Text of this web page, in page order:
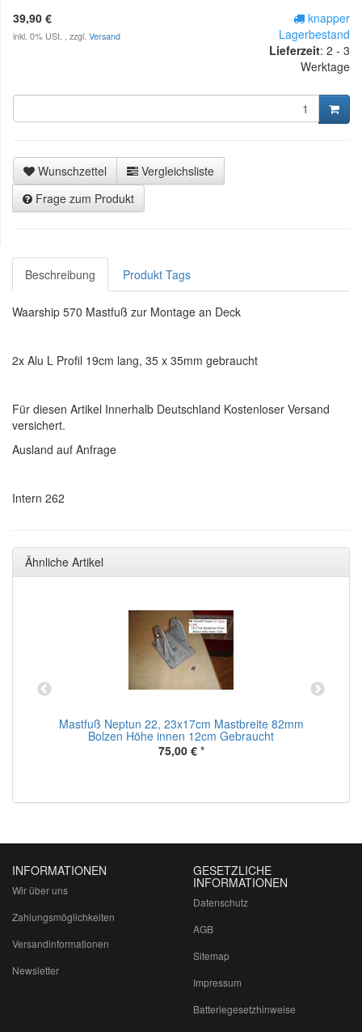
39,90 €
inkl. 0% USt. , zzgl. Versand
knapper
Lagerbestand
Lieferzeit: 2 - 3
Werktage
Wunschzettel
Vergleichsliste
Frage zum Produkt
Beschreibung Produkt Tags
Waarship 570 Mastfuß zur Montage an Deck
2x Alu L Profil 19cm lang, 35 x 35mm gebraucht
Für diesen Artikel Innerhalb Deutschland Kostenloser Versand
versichert.
Ausland auf Anfrage
Intern 262
Ähnliche Artikel
Mastfuß Neptun 22, 23x17cm Mastbreite 82mm
Bolzen Höhe innen 12cm Gebraucht
75,00 € *
INFORMATIONEN
Wir über uns
Zahlungsmöglichkeiten
Versandinformationen
Newsletter
GESETZLICHE
INFORMATIONEN
Datenschutz
AGB
Sitemap
Impressum
Batteriegesetzhinweise